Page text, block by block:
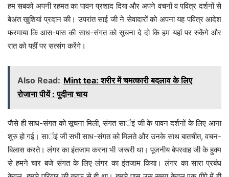
हम सबको अपनी रहमत का पावन प्रशाद दिया और अपने वचनों व पवित्र दर्शनों से
बेअंत खुशियां प्रदान की। उपरांत साई जी ने सेवादारों को अपना यह पवित्र आदेश
फरमाया कि आस-पास की साध-संगत को सूचना दे दो कि हम यहां पर रुकेंगे और
रात को यहीं पर सत्संग करेंगे।
Also Read: Mint tea: शरीर में चमत्कारी बदलाव के लिए
रोजाना पीयें : पुदीना चाय
जैसे ही साध-संगत को सूचना मिली, संगत सार्इं जी के पावन दर्शनों के लिए आना
शुरु हो गई। सार्इं जी सभी साध-संगत को मिलते और उनके साथ बातचीत, वचन-
बिलास करते। लंगर का इंतजाम करना भी जरूरी था। पूजनीय बेपरवाह जी के हुक्म
से हमने चार बजे संगत के लिए लंगर का इंतजाम किया। लंगर का सारा प्रबंध